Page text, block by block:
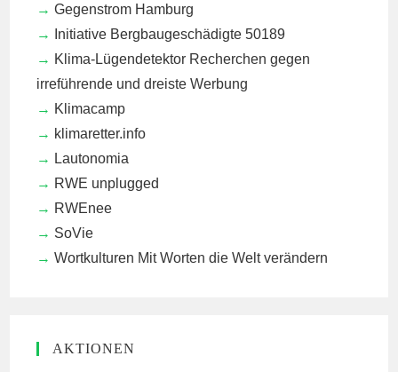
Gegenstrom Hamburg
Initiative Bergbaugeschädigte 50189
Klima-Lügendetektor Recherchen gegen
irreführende und dreiste Werbung
Klimacamp
klimaretter.info
Lautonomia
RWE unplugged
RWEnee
SoVie
Wortkulturen Mit Worten die Welt verändern
AKTIONEN